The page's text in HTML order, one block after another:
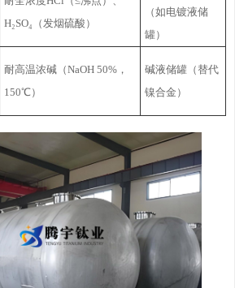
H₂SO₄（发烟硫酸）
（如电镀液储
罐）
耐高温浓碱（NaOH 50%，
150℃）
碱液储罐（替代
镍合金）